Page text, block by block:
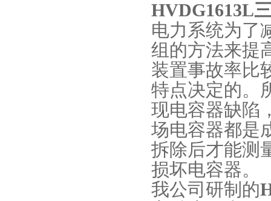
HVDG1613L
电力系统为了
组的方法来提
装置事故率比
特点决定的。
现电容器缺陷
场电容器都是
拆除后才能测
损坏电容器。
我公司研制的